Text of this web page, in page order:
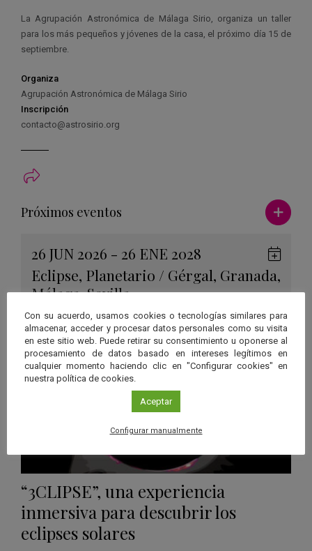
La Agrupación Astronómica de Málaga Sirio, organiza un taller
para los más pequeños y jóvenes de la casa, el próximo día 15 de
septiembre.
Organiza
Agrupación Astronómica de Málaga Sirio
Inscripción
contacto@astrosirio.org
Próximos eventos Ver más
26 JUN 2026 - 26 ENE 2028
Eclipse, Planetario / Gérgal, Granada,
Málaga,Sevilla
en
“3CLIPSE”, una experiencia
inmersiva para descubrir los
eclipses solares
Con su acuerdo, usamos cookies o tecnologías similares para
almacenar, acceder y procesar datos personales como su visita
en este sitio web. Puede retirar su consentimiento u oponerse al
procesamiento de datos basado en intereses legítimos en
cualquier momento haciendo clic en "Configurar cookies" en
nuestra política de cookies.
Aceptar
Configurar manualmente